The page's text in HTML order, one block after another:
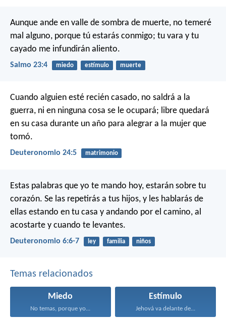
Aunque ande en valle de sombra de muerte, no temeré
mal alguno, porque tú estarás conmigo; tu vara y tu
cayado me infundirán aliento.
Salmo 23:4 miedo estímulo muerte
Cuando alguien esté recién casado, no saldrá a la
guerra, ni en ninguna cosa se le ocupará; libre quedará
en su casa durante un año para alegrar a la mujer que
tomó.
Deuteronomio 24:5 matrimonio
Estas palabras que yo te mando hoy, estarán sobre tu
corazón. Se las repetirás a tus hijos, y les hablarás de
ellas estando en tu casa y andando por el camino, al
acostarte y cuando te levantes.
Deuteronomio 6:6-7 ley familia niños
Temas relacionados
Miedo
No temas, porque yo...
Estímulo
Jehová va delante de...